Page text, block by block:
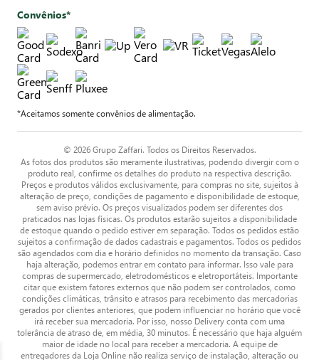
Convênios*
*Aceitamos somente convênios de alimentação.
© 2026 Grupo Zaffari. Todos os Direitos Reservados.
As fotos dos produtos são meramente ilustrativas, podendo divergir com o
produto real, confirme os detalhes do produto na respectiva descrição.
Preços e produtos válidos exclusivamente, para compras no site, sujeitos à
alteração de preço, condições de pagamento e disponibilidade de estoque,
sem aviso prévio. Os preços visualizados podem ser diferentes dos
praticados nas lojas físicas. Os produtos estarão sujeitos a disponibilidade
de estoque quando o pedido estiver em separação. Todos os pedidos estão
sujeitos a confirmação de dados cadastrais e pagamentos. Todos os pedidos
são agendados com dia e horário definidos no momento da transação. Caso
haja alteração, podemos entrar em contato para informar. Isso vale para
compras de supermercado, eletrodomésticos e eletroportáteis. Importante
citar que existem fatores externos que não podem ser controlados, como
condições climáticas, trânsito e atrasos para recebimento das mercadorias
gerados por clientes anteriores, que podem influenciar no horário que você
irá receber sua mercadoria. Por isso, nosso Delivery conta com uma
tolerância de atraso de, em média, 30 minutos. É necessário que haja alguém
maior de idade no local para receber a mercadoria. A equipe de
entregadores da Loja Online não realiza serviço de instalação, alteração ou